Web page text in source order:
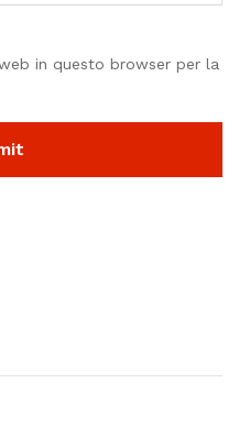
in questo browser per la